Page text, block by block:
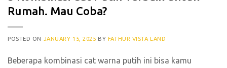
Rumah. Mau Coba?
POSTED ON JANUARY 15, 2025 BY FATHUR VISTA LAND
Beberapa kombinasi cat warna putih ini bisa kamu